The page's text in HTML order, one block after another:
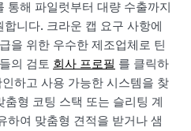
통해 파일럿부터 대량 수출까지
니다. 크라운 캡 요구 사항에
을 위한 우수한 제조업체로 틴
의 검토 회사 프로필 를 클릭하
하고 사용 가능한 시스템을 찾
춤형 코팅 스택 또는 슬리팅 계
하여 맞춤형 견적을 받거나 샘